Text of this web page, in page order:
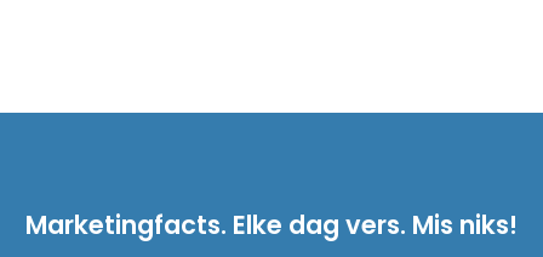
Marketingfacts. Elke dag vers. Mis niks!